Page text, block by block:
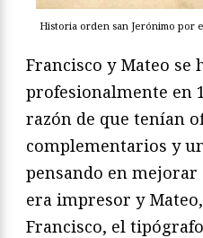
Historia orden san Jerónimo por
Francisco y Mateo se
profesionalmente en
razón de que tenían
complementarios y
pensando en mejorar
era impresor y
Francisco, el